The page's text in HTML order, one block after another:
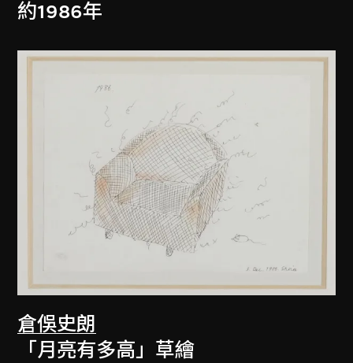
約1986年
倉俁史朗
「月亮有多高」草繪